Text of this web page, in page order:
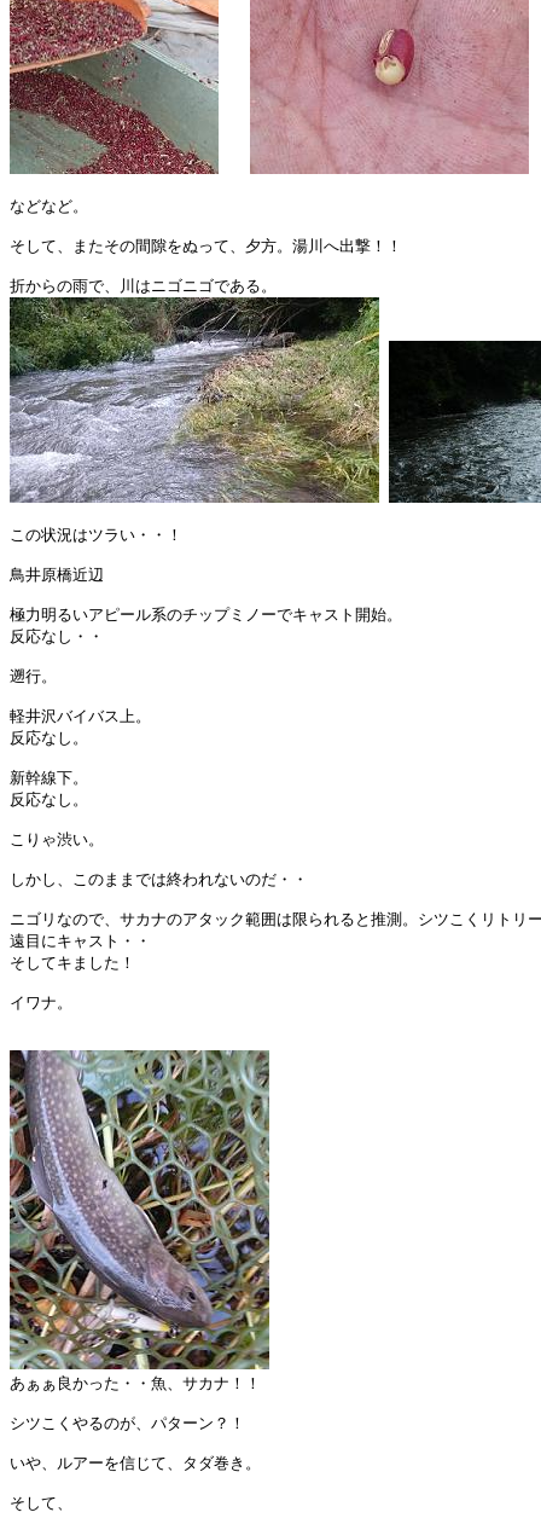
などなど。
そして、またその間隙をぬって、夕方。湯川へ出撃！！
この状況はツラい・・！
鳥井原橋近辺
極力明るいアピール系のチップミノーでキャスト開始。
反応なし・・
遡行。
軽井沢バイバス上。
反応なし。
新幹線下。
反応なし。
こりゃ渋い。
しかし、このままでは終われないのだ・・
ニゴリなので、サカナのアタック範囲は限られると推測。シツこくリトリ
遠目にキャスト・・
そしてキました！
イワナ。
あぁぁ良かった・・魚、サカナ！！
シツこくやるのが、パターン？！
いや、ルアーを信じて、タダ巻き。
そして、